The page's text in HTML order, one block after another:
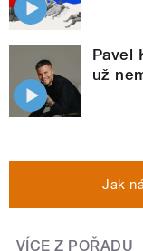
Pavel
už
Jak
VÍCE Z POŘADU